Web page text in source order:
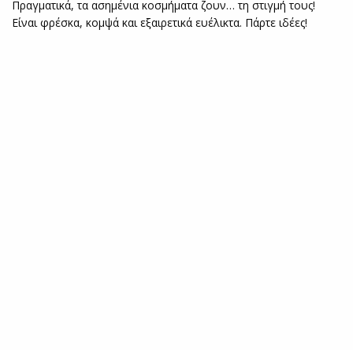
Πραγματικά, τα ασημένια κοσμήματα ζουν… τη στιγμή τους!
Είναι φρέσκα, κομψά και εξαιρετικά ευέλικτα. Πάρτε ιδέες!